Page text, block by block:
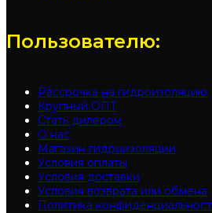
Пользователю:
Рассрочка на гидроизоляцию
Крупный ОПТ
Стать дилером
О нас
Магазин гидроизоляции
Условия оплаты
Условия доставки
Условия возврата или обмена
Политика